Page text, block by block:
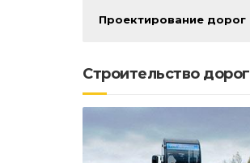
Проектирование дорог
Строительство дорог